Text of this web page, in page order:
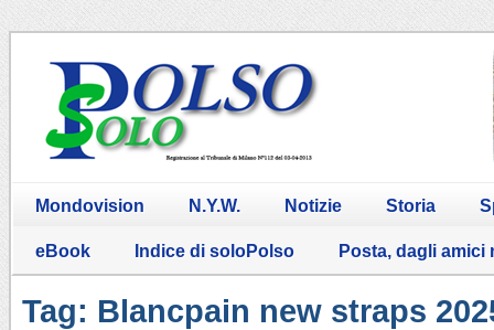
Mondovision N.Y.W. Notizie Storia
eBook Indice di soloPolso Posta, dagli amici
Tag: Blancpain new straps